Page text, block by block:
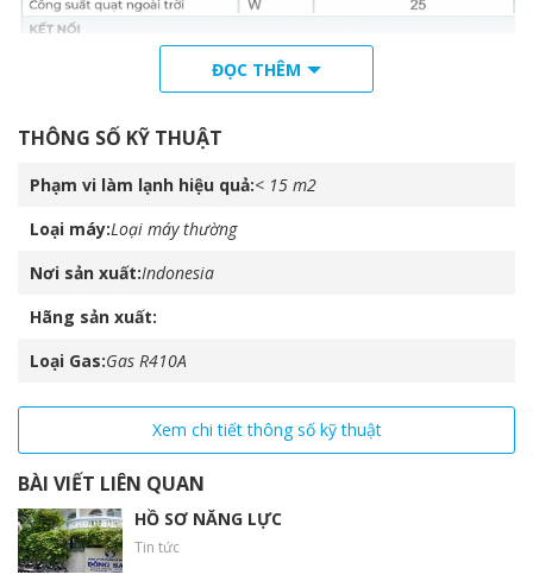
ĐỌC THÊM
THÔNG SỐ KỸ THUẬT
Phạm vi làm lạnh hiệu quả < 15 m2
Loại máy Loại máy thường
Nơi sản xuất Indonesia
Hãng sản xuất
Loại Gas Gas R410A
Xem chi tiết thông số kỹ thuật
BÀI VIẾT LIÊN QUAN
HỒ SƠ NĂNG LỰC
Tin tức